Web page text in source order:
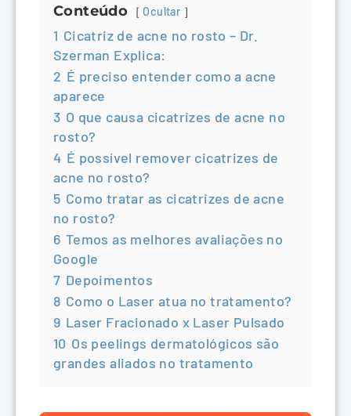
Conteúdo Ocultar
1 Cicatriz de acne no rosto – Dr.
Szerman Explica:
2 É preciso entender como a acne
aparece
3 O que causa cicatrizes de acne no
rosto?
4 É possível remover cicatrizes de
acne no rosto?
5 Como tratar as cicatrizes de acne
no rosto?
6 Temos as melhores avaliações no
Google
7 Depoimentos
8 Como o Laser atua no tratamento?
9 Laser Fracionado x Laser Pulsado
10 Os peelings dermatológicos são
grandes aliados no tratamento